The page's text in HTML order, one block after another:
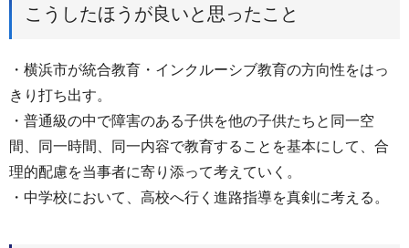
こうしたほうが良いと思ったこと
・横浜市が統合教育・インクルーシブ教育の方向性をはっ
きり打ち出す。
・普通級の中で障害のある子供を他の子供たちと同一空
間、同一時間、同一内容で教育することを基本にして、合
理的配慮を当事者に寄り添って考えていく。
・中学校において、高校へ行く進路指導を真剣に考える。